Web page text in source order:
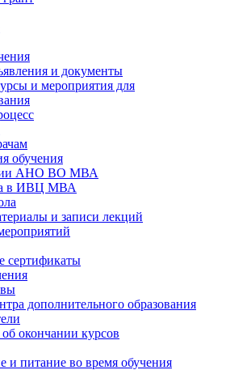
и документы
и мероприятия для
обучения
АНО ВО МВА
в ИВЦ МВА
и записи лекций
сертификаты
дополнительного образования
окончании курсов
и питание во время обучения